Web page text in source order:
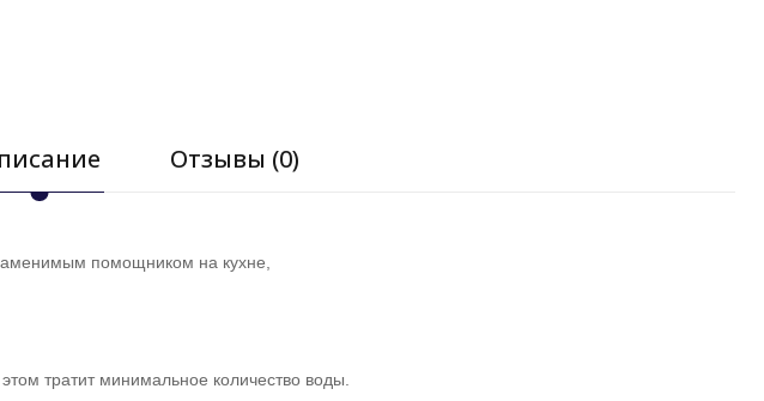
Отзывы (0)
помощником на кухне,
тратит минимальное количество воды.